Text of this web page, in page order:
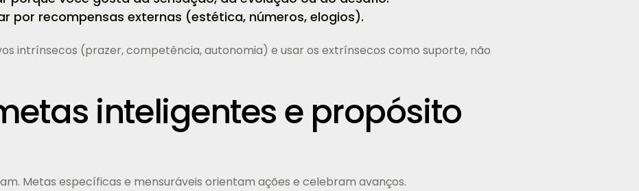
por recompensas externas (estética, números, elogios).
intrínsecos (prazer, competência, autonomia) e usar os extrínsecos como suporte, não
inteligentes e propósito
Metas específicas e mensuráveis orientam ações e celebram avanços.